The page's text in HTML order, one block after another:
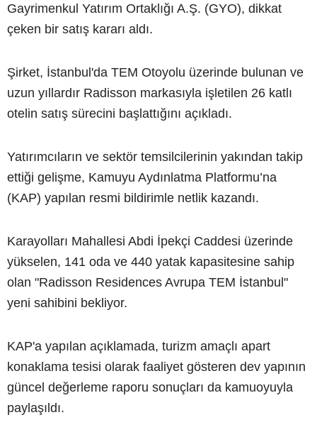
Gayrimenkul Yatırım Ortaklığı A.Ş. (GYO), dikkat
çeken bir satış kararı aldı.
Şirket, İstanbul'da TEM Otoyolu üzerinde bulunan ve
uzun yıllardır Radisson markasıyla işletilen 26 katlı
otelin satış sürecini başlattığını açıkladı.
Yatırımcıların ve sektör temsilcilerinin yakından takip
ettiği gelişme, Kamuyu Aydınlatma Platformu’na
(KAP) yapılan resmi bildirimle netlik kazandı.
Karayolları Mahallesi Abdi İpekçi Caddesi üzerinde
yükselen, 141 oda ve 440 yatak kapasitesine sahip
olan "Radisson Residences Avrupa TEM İstanbul"
yeni sahibini bekliyor.
KAP'a yapılan açıklamada, turizm amaçlı apart
konaklama tesisi olarak faaliyet gösteren dev yapının
güncel değerleme raporu sonuçları da kamuoyuyla
paylaşıldı.